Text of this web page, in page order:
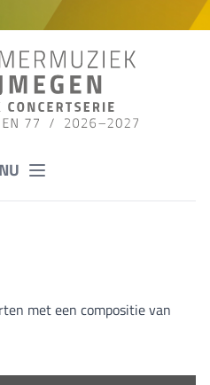
met een compositie van